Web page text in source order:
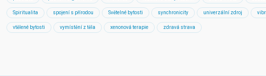
Spiritualita spojení s přírodou Světelné bytosti synchronicity univerzální zdroj
vtělené bytosti vymístění z těla xenonová terapie zdravá strava